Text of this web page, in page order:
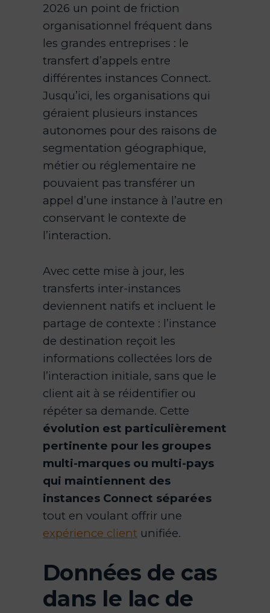
2026 un point de friction
organisationnel fréquent dans
les grandes entreprises : le
transfert d’appels entre
différentes instances Connect.
Jusqu’ici, les organisations qui
géraient plusieurs instances
autonomes pour des raisons de
segmentation géographique,
métier ou réglementaire ne
pouvaient pas transférer un
appel d’une instance à l’autre en
conservant le contexte de
l’interaction.
Avec cette mise à jour, les
transferts inter-instances
deviennent natifs et incluent le
partage de contexte : l’instance
de destination reçoit les
informations collectées lors de
l’interaction initiale, sans que le
client ait à se réidentifier ou
répéter sa demande. Cette
évolution est particulièrement
pertinente pour les groupes
multi-marques ou multi-pays
qui maintiennent des
instances Connect séparées
tout en voulant offrir une
expérience client unifiée.
Données de cas
dans le lac de